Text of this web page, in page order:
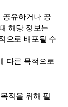
공유하거나 공
해당 정보는
으로 배포될 수
다른 목적으로
적을 위해 필